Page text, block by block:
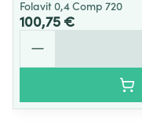
Folavit 0,4 Comp 720
100,75 €